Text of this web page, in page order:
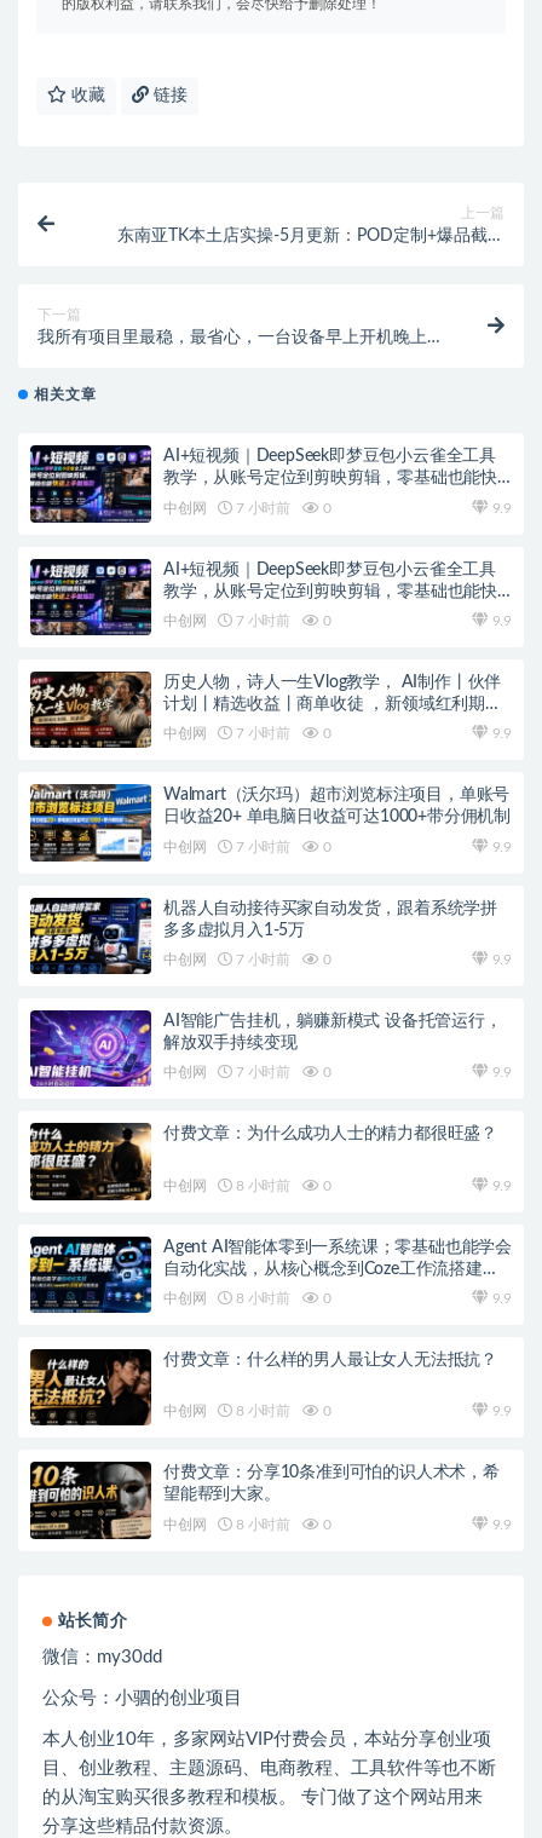
的版权利益，请联系我们，会尽快给予删除处理！
收藏 链接
上一篇
东南亚TK本土店实操-5月更新：POD定制+爆品截流
下一篇
我所有项目里最稳，最省心，一台设备早上开机晚上关
相关文章
AI+短视频｜DeepSeek即梦豆包小云雀全工具
教学，从账号定位到剪映剪辑，零基础也能快
速上手做爆款
中创网 7 小时前 0 9.9
AI+短视频｜DeepSeek即梦豆包小云雀全工具
教学，从账号定位到剪映剪辑，零基础也能快
速上手做爆款
中创网 7 小时前 0 9.9
历史人物，诗人一生Vlog教学， AI制作丨伙伴
计划丨精选收益丨商单收徒 ，新领域红利期，
抓紧做
中创网 7 小时前 0 9.9
Walmart（沃尔玛）超市浏览标注项目，单账号
日收益20+ 单电脑日收益可达1000+带分佣机制
中创网 7 小时前 0 9.9
机器人自动接待买家自动发货，跟着系统学拼
多多虚拟月入1-5万
中创网 7 小时前 0 9.9
AI智能广告挂机，躺赚新模式 设备托管运行，
解放双手持续变现
中创网 7 小时前 0 9.9
付费文章：为什么成功人士的精力都很旺盛？
中创网 8 小时前 0 9.9
Agent AI智能体零到一系统课；零基础也能学会
自动化实战，从核心概念到Coze工作流搭建完
整覆盖
中创网 8 小时前 0 9.9
付费文章：什么样的男人最让女人无法抵抗？
中创网 8 小时前 0 9.9
付费文章：分享10条准到可怕的识人术术，希
望能帮到大家。
中创网 8 小时前 0 9.9
站长简介
微信： my30dd
公众号：小驷的创业项目
本人创业10年，多家网站VIP付费会员，本站分享创业项
目、创业教程、主题源码、电商教程、工具软件等也不断
的从淘宝购买很多教程和模板。 专门做了这个网站用来
分享这些精品付款资源。